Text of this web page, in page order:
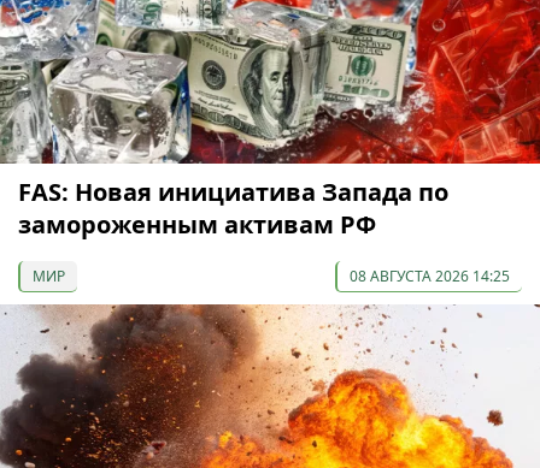
FAS: Новая инициатива Запада по
замороженным активам РФ
МИР 08 АВГУСТА 2026 14:25